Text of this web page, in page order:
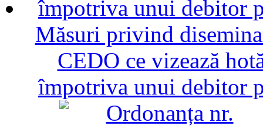
Măsuri privind
CEDO ce vizează
împotriva unui debitor